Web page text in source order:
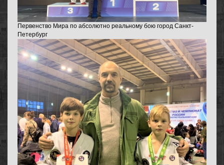
Первенство Мира по абсолютно реальному бою город Санкт-
Петербург